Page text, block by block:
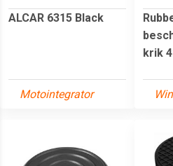
ALCAR 6315 Black
Motointegrator
krik